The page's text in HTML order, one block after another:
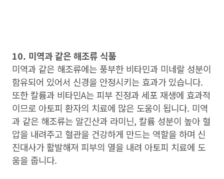
10. 미역과 같은 해조류 식품
미역과 같은 해조류에는 풍부한 비타민과 미네랄 성분이
함유되어 있어서 신경을 안정시키는 효과가 있습니다.
또한 칼륨과 비타민A는 피부 진정과 세포 재생에 효과적
이므로 아토피 환자의 치료에 많은 도움이 됩니다. 미역
과 같은 해조류는 알긴산과 라미닌, 칼륨 성분이 높아 혈
압을 내려주고 혈관을 건강하게 만드는 역할을 하며 신
진대사가 활발해져 피부의 열을 내려 아토피 치료에 도
움을 줍니다.